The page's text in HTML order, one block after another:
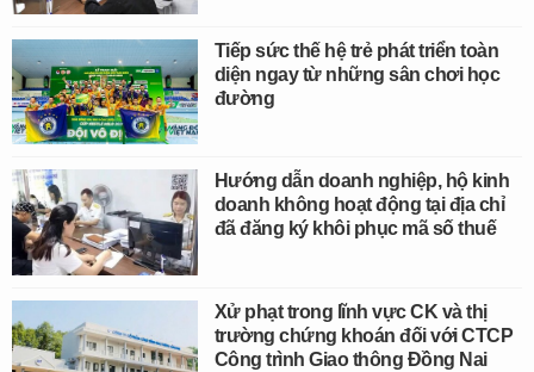
Tiếp sức thế hệ trẻ phát triển toàn
diện ngay từ những sân chơi học
đường
Hướng dẫn doanh nghiệp, hộ kinh
doanh không hoạt động tại địa chỉ
đã đăng ký khôi phục mã số thuế
Xử phạt trong lĩnh vực CK và thị
trường chứng khoán đối với CTCP
Công trình Giao thông Đồng Nai